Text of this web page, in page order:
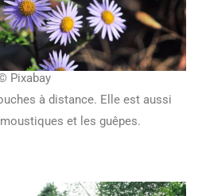
Pixabay
à distance. Elle est aussi
et les guêpes.